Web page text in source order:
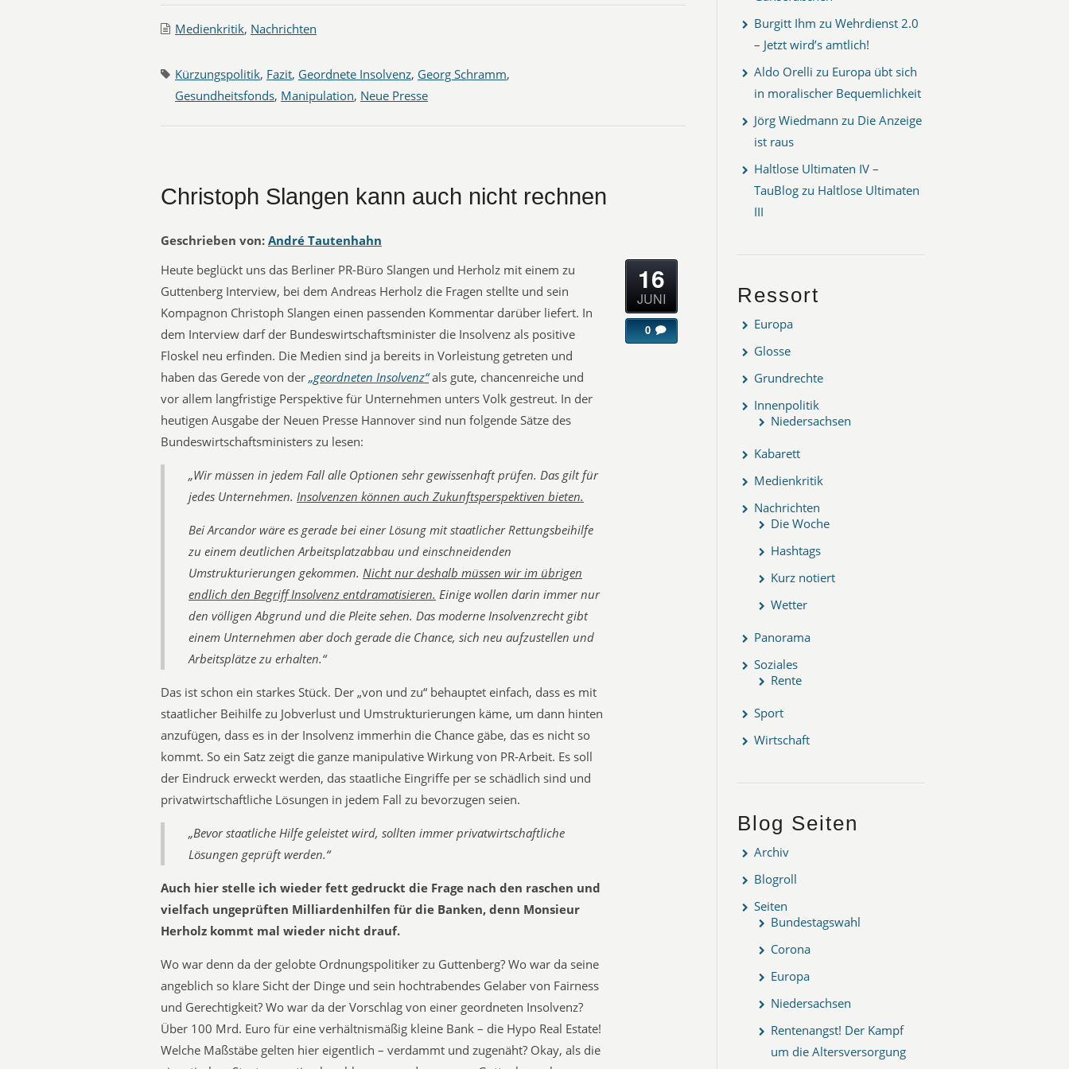
Medienkritik, Nachrichten
Kürzungspolitik, Fazit, Geordnete Insolvenz, Georg Schramm,
Gesundheitsfonds, Manipulation, Neue Presse
Christoph Slangen kann auch nicht rechnen
Geschrieben von: André Tautenhahn
Heute beglückt uns das Berliner PR-Büro Slangen und Herholz mit einem zu
Guttenberg Interview, bei dem Andreas Herholz die Fragen stellte und sein
Kompagnon Christoph Slangen einen passenden Kommentar darüber liefert. In
dem Interview darf der Bundeswirtschaftsminister die Insolvenz als positive
Floskel neu erfinden. Die Medien sind ja bereits in Vorleistung getreten und
haben das Gerede von der „geordneten Insolvenz“als gute, chancenreiche und
vor allem langfristige Perspektive für Unternehmen unters Volk gestreut. In der
heutigen Ausgabe der Neuen Presse Hannover sind nun folgende Sätze des
Bundeswirtschaftsministers zu lesen:
„Wir müssen in jedem Fall alle Optionen sehr gewissenhaft prüfen. Das gilt für
jedes Unternehmen. Insolvenzen können auch Zukunftsperspektiven bieten.
Bei Arcandor wäre es gerade bei einer Lösung mit staatlicher Rettungsbeihilfe
zu einem deutlichen Arbeitsplatzabbau und einschneidenden
Umstrukturierungen gekommen. Nicht nur deshalb müssen wir im übrigen
endlich den Begriff Insolvenz entdramatisieren. Einige wollen darin immer nur
den völligen Abgrund und die Pleite sehen. Das moderne Insolvenzrecht gibt
einem Unternehmen aber doch gerade die Chance, sich neu aufzustellen und
Arbeitsplätze zu erhalten.“
Das ist schon ein starkes Stück. Der „von und zu“ behauptet einfach, dass es mit
staatlicher Beihilfe zu Jobverlust und Umstrukturierungen käme, um dann hinten
anzufügen, dass es in der Insolvenz immerhin die Chance gäbe, das es nicht so
kommt. So ein Satz zeigt die ganze manipulative Wirkung von PR-Arbeit. Es soll
der Eindruck erweckt werden, das staatliche Eingriffe per se schädlich sind und
privatwirtschaftliche Lösungen in jedem Fall zu bevorzugen seien.
„Bevor staatliche Hilfe geleistet wird, sollten immer privatwirtschaftliche
Lösungen geprüft werden.“
Auch hier stelle ich wieder fett gedruckt die Frage nach den raschen und
vielfach ungeprüften Milliardenhilfen für die Banken, denn Monsieur
Herholz kommt mal wieder nicht drauf.
Wo war denn da der gelobte Ordnungspolitiker zu Guttenberg? Wo war da seine
angeblich so klare Sicht der Dinge und sein hochtrabendes Gelaber von Fairness
und Gerechtigkeit? Wo war da der Vorschlag von einer geordneten Insolvenz?
Über 100 Mrd. Euro für eine verhältnismäßig kleine Bank – die Hypo Real Estate!
Welche Maßstäbe gelten hier eigentlich – verdammt und zugenäht? Okay, als die
16
JUNI
0
Burgitt Ihm zu Wehrdienst 2.0
– Jetzt wird’s amtlich!
Aldo Orelli zu Europa übt sich
in moralischer Bequemlichkeit
Jörg Wiedmann zu Die Anzeige
ist raus
Haltlose Ultimaten IV –
TauBlog zu Haltlose Ultimaten
III
Ressort
Europa
Glosse
Grundrechte
Innenpolitik
Niedersachsen
Kabarett
Medienkritik
Nachrichten
Die Woche
Hashtags
Kurz notiert
Wetter
Panorama
Soziales
Rente
Sport
Wirtschaft
Blog Seiten
Archiv
Blogroll
Seiten
Bundestagswahl
Corona
Europa
Niedersachsen
Rentenangst! Der Kampf
um die Altersversorgung